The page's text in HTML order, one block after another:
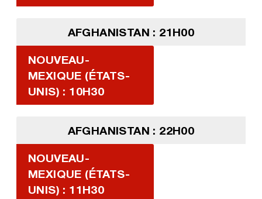
AFGHANISTAN : 21H00
NOUVEAU-
MEXIQUE (ÉTATS-
UNIS) : 10H30
AFGHANISTAN : 22H00
NOUVEAU-
MEXIQUE (ÉTATS-
UNIS) : 11H30